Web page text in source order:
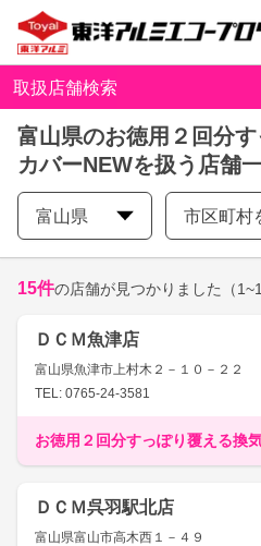
取扱店舗検索
富山県のお徳用２回分
カバーNEWを扱う店舗
富山県 市区町村
15件の店舗が見つかりました （
ＤＣＭ魚津店
富山県魚津市上村木２－１０－２２
TEL: 0765-24-3581
お徳用２回分すっぽり覆える換
ＤＣＭ呉羽駅北店
富山県富山市高木西１－４９